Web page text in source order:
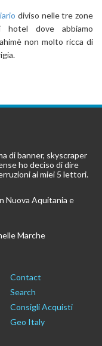
diviso nelle tre zone
hotel dove abbiamo
non molto ricca di
di banner, skyscraper
ho deciso di dire
ai miei 5 lettori.
Nuova Aquitania e
Marche
Contact
Search
Consigli Acquisti
Geo Italy